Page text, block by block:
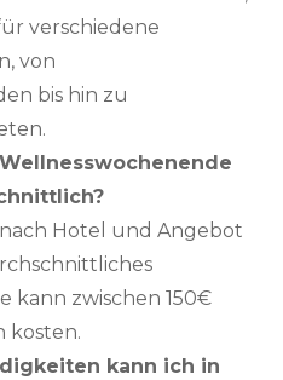
verschiedene
von
bis hin zu
Hotel und Angebot
kann zwischen 150€
kosten.
kann ich in